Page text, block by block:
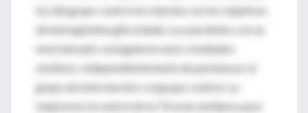
los del grupo control en relación con los objetivos
de hemoglobina glicosilada. Los pacientes con un
nivel elevado consiguieron unos resultados
similares, independientemente de pertenecer al
grupo de intervención o al grupo control. La
mejoría en el control de la TA eran similares para